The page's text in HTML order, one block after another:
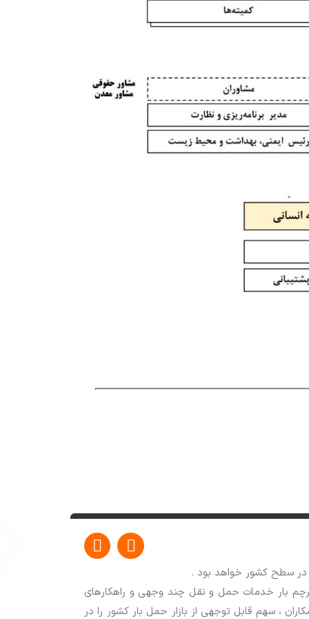
I
n
t
a
W
h
t
s
بار خدمات حمل و نقل چند وجهی و راهکارهای
، سهم قابل توجهی از بازار حمل بار کشور را در